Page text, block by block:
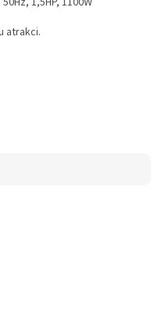
atrakci.